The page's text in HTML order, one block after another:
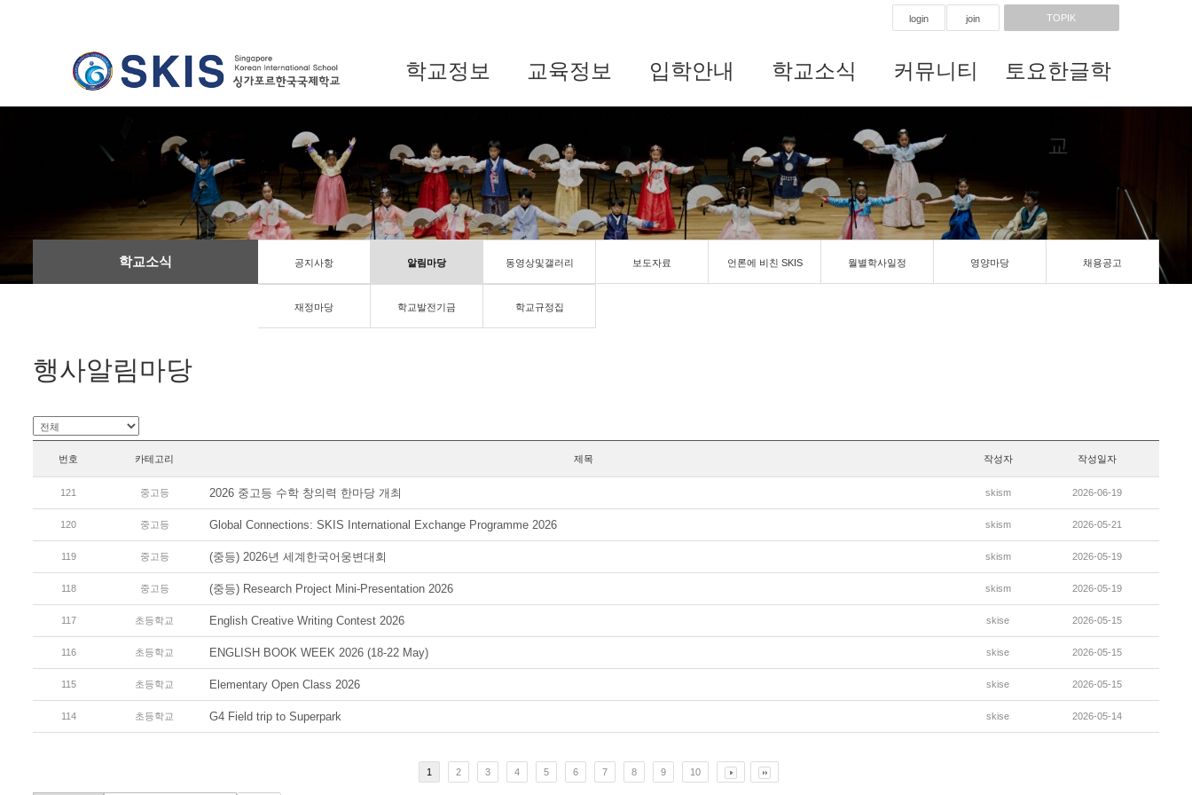
login join TOPIK
학교정보 교육정보 입학안내 학교소식 커뮤니티 토요한글학
교
학교소식 공지사항 알림마당 동영상및갤러리 보도자료 언론에 비친 SKIS 월별학사일정 영양마당 채용공고
재정마당 학교발전기금 학교규정집
행사알림마당
번호 카테고리 제목 작성자 작성일자
121 중고등 2026 중고등 수학 창의력 한마당 개최 skism 2026-06-19
120 중고등 Global Connections: SKIS International Exchange Programme 2026 skism 2026-05-21
119 중고등 (중등) 2026년 세계한국어웅변대회 skism 2026-05-19
118 중고등 (중등) Research Project Mini-Presentation 2026 skism 2026-05-19
117 초등학교 English Creative Writing Contest 2026 skise 2026-05-15
116 초등학교 ENGLISH BOOK WEEK 2026 (18-22 May) skise 2026-05-15
115 초등학교 Elementary Open Class 2026 skise 2026-05-15
114 초등학교 G4 Field trip to Superpark skise 2026-05-14
1 2 3 4 5 6 7 8 9 10